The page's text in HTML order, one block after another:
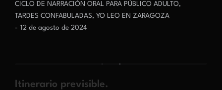
CICLO DE NARRACIÓN ORAL PARA PÚBLICO ADULTO,
TARDES CONFABULADAS, YO LEO EN ZARAGOZA
12 de agosto de 2024
Itinerario previsible.